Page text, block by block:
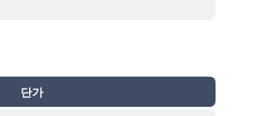
단가